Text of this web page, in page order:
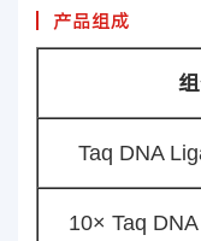
产品组成
Taq DNA
10× Taq